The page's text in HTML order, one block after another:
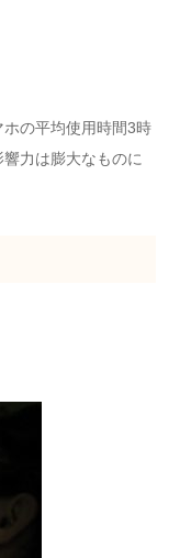
の平均使用時間3時
力は膨大なものに